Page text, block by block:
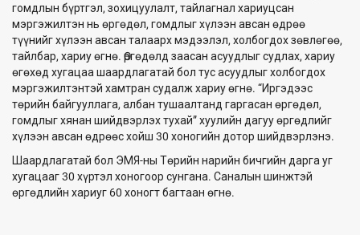
гомдлын бүртгэл, зохицуулалт, тайлагнал хариуцсан
мэргэжилтэн нь өргөдөл, гомдлыг хүлээн авсан өдрөө
түүнийг хүлээн авсан талаарх мэдээлэл, холбогдох зөвлөгөө,
тайлбар, хариу өгнө. Өргөдөлд заасан асуудлыг судлах, хариу
өгөхөд хугацаа шаардлагатай бол тус асуудлыг холбогдох
мэргэжилтэнтэй хамтран судалж хариу өгнө. “Иргэдээс
төрийн байгууллага, албан тушаалтанд гаргасан өргөдөл,
гомдлыг хянан шийдвэрлэх тухай” хуулийн дагуу өргөдлийг
хүлээн авсан өдрөөс хойш 30 хоногийн дотор шийдвэрлэнэ.
Шаардлагатай бол ЭМЯ-ны Төрийн нарийн бичгийн дарга уг
хугацааг 30 хүртэл хоногоор сунгана. Саналын шинжтэй
өргөдлийн хариуг 60 хоногт багтаан өгнө.